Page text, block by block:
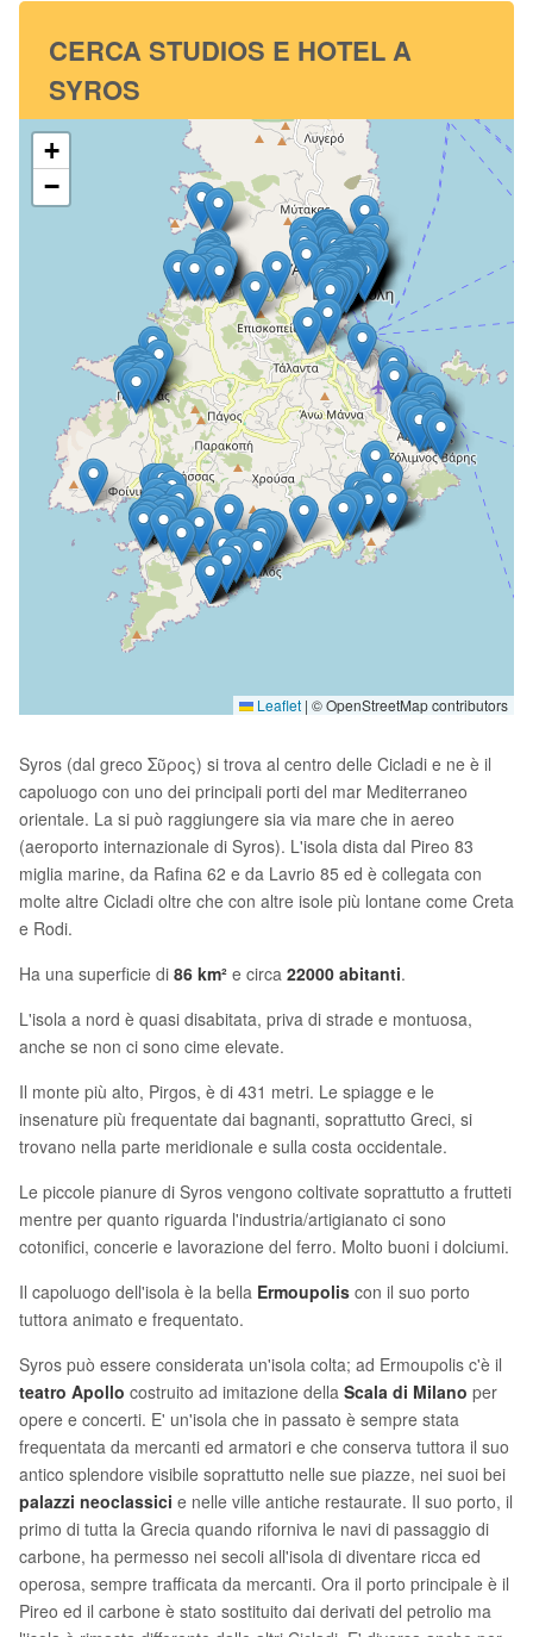
CERCA STUDIOS E HOTEL A
SYROS
+
−
Leaflet | © OpenStreetMap contributors
Syros (dal greco Σῦρος) si trova al centro delle Cicladi e ne è il
capoluogo con uno dei principali porti del mar Mediterraneo
orientale. La si può raggiungere sia via mare che in aereo
(aeroporto internazionale di Syros). L'isola dista dal Pireo 83
miglia marine, da Rafina 62 e da Lavrio 85 ed è collegata con
molte altre Cicladi oltre che con altre isole più lontane come Creta
e Rodi.
Ha una superficie di 86 km² e circa 22000 abitanti.
L'isola a nord è quasi disabitata, priva di strade e montuosa,
anche se non ci sono cime elevate.
Il monte più alto, Pirgos, è di 431 metri. Le spiagge e le
insenature più frequentate dai bagnanti, soprattutto Greci, si
trovano nella parte meridionale e sulla costa occidentale.
Le piccole pianure di Syros vengono coltivate soprattutto a frutteti
mentre per quanto riguarda l'industria/artigianato ci sono
cotonifici, concerie e lavorazione del ferro. Molto buoni i dolciumi.
Il capoluogo dell'isola è la bella Ermoupolis con il suo porto
tuttora animato e frequentato.
Syros può essere considerata un'isola colta; ad Ermoupolis c'è il
teatro Apollo costruito ad imitazione della Scala di Milano per
opere e concerti. E' un'isola che in passato è sempre stata
frequentata da mercanti ed armatori e che conserva tuttora il suo
antico splendore visibile soprattutto nelle sue piazze, nei suoi bei
palazzi neoclassici e nelle ville antiche restaurate. Il suo porto, il
primo di tutta la Grecia quando riforniva le navi di passaggio di
carbone, ha permesso nei secoli all'isola di diventare ricca ed
operosa, sempre trafficata da mercanti. Ora il porto principale è il
Pireo ed il carbone è stato sostituito dai derivati del petrolio ma